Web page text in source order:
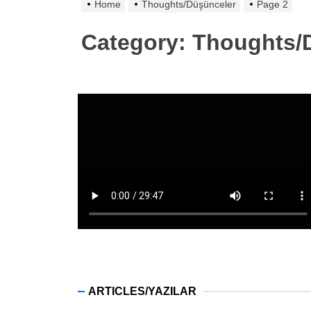
Home Thoughts/Düşünceler Page 2
Category: Thoughts/
ARTICLES/YAZILAR